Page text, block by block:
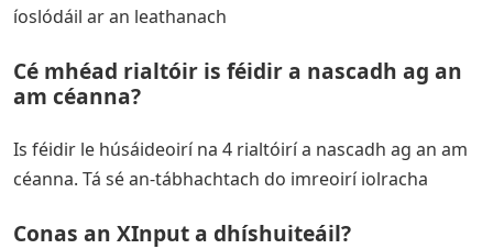
íoslódáil ar an leathanach
Cé mhéad rialtóir is féidir a nascadh ag an
am céanna?
Is féidir le húsáideoirí na 4 rialtóirí a nascadh ag an am
céanna. Tá sé an-tábhachtach do imreoirí iolracha
Conas an XInput a dhíshuiteáil?